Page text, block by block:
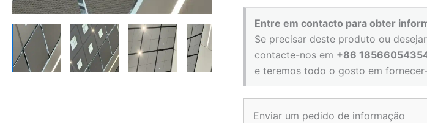
Entre em contacto para obter
Se precisar deste produto ou
contacte-nos em +86
e teremos todo o gosto em
Enviar um pedido de informação